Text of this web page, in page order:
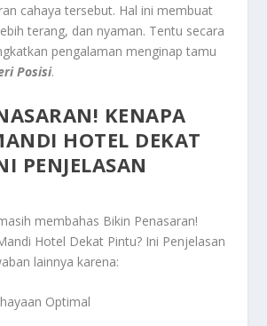
cahaya tersebut. Hal ini membuat
terang, dan nyaman. Tentu secara
pengalaman menginap tamu
Posisi.
KENAPA
HOTEL DEKAT
PENJELASAN
membahas Bikin Penasaran!
Hotel Dekat Pintu? Ini Penjelasan
lainnya karena:
Optimal